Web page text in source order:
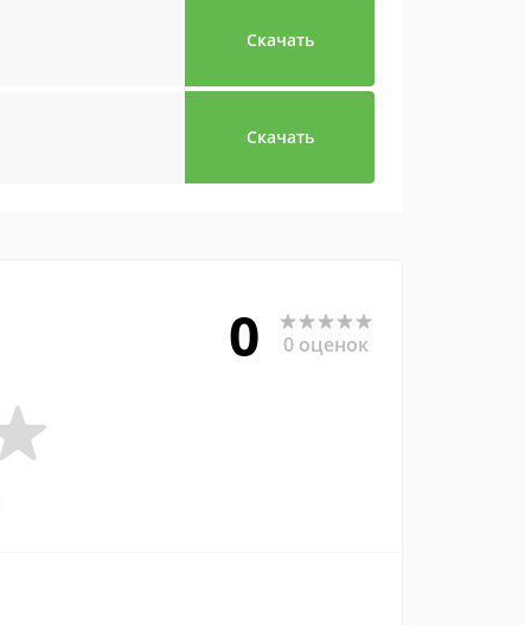
Скачать
Скачать
0 0 оценок